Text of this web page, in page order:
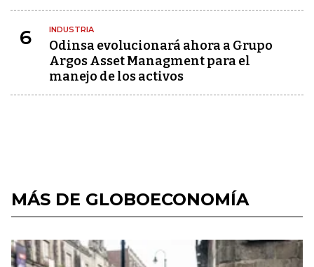
6 INDUSTRIA
Odinsa evolucionará ahora a Grupo
Argos Asset Managment para el
manejo de los activos
MÁS DE GLOBOECONOMÍA